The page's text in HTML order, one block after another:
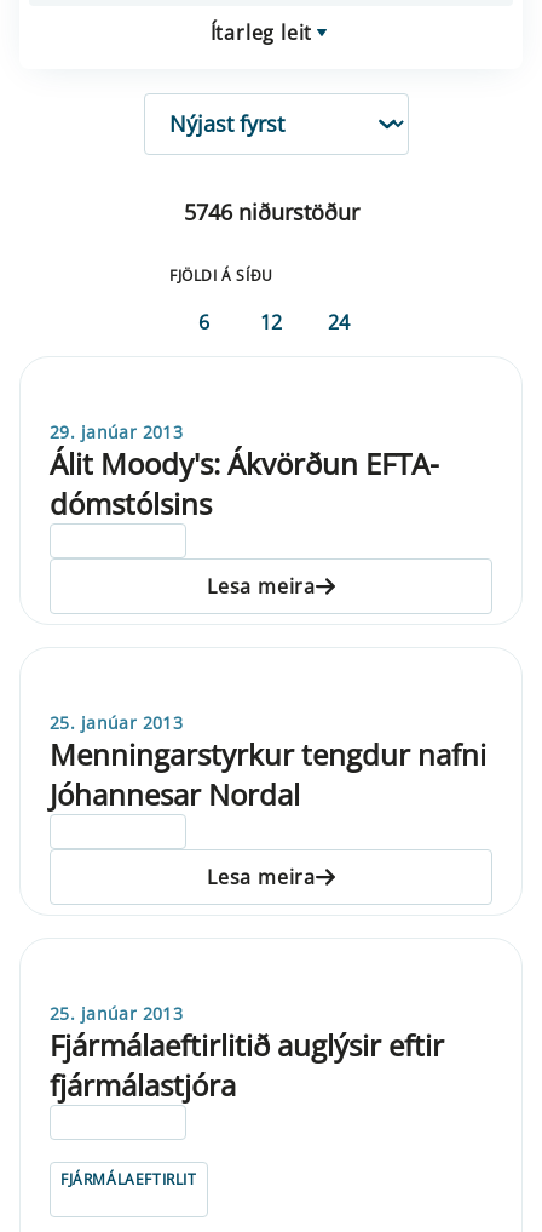
Ítarleg leit
RÖÐUN
5746 niðurstöður
FJÖLDI Á SÍÐU
6 12 24
29. janúar 2013
Álit Moody's: Ákvörðun EFTA-
dómstólsins
Lesa meira
25. janúar 2013
Menningarstyrkur tengdur nafni
Jóhannesar Nordal
Lesa meira
25. janúar 2013
Fjármálaeftirlitið auglýsir eftir
fjármálastjóra
FJÁRMÁLAEFTIRLIT